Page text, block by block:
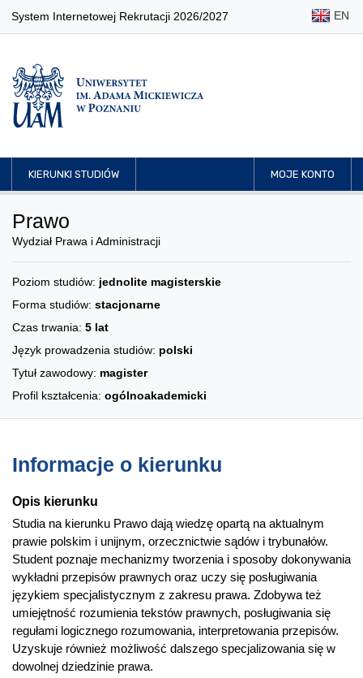
System Internetowej Rekrutacji 2026/2027 EN
KIERUNKI STUDIÓW MOJE KONTO
Prawo
Wydział Prawa i Administracji
Poziom studiów: jednolite magisterskie
Forma studiów: stacjonarne
Czas trwania: 5 lat
Język prowadzenia studiów: polski
Tytuł zawodowy: magister
Profil kształcenia: ogólnoakademicki
Informacje o kierunku
Opis kierunku
Studia na kierunku Prawo dają wiedzę opartą na aktualnym
prawie polskim i unijnym, orzecznictwie sądów i trybunałów.
Student poznaje mechanizmy tworzenia i sposoby dokonywania
wykładni przepisów prawnych oraz uczy się posługiwania
językiem specjalistycznym z zakresu prawa. Zdobywa też
umiejętność rozumienia tekstów prawnych, posługiwania się
regułami logicznego rozumowania, interpretowania przepisów.
Uzyskuje również możliwość dalszego specjalizowania się w
dowolnej dziedzinie prawa.